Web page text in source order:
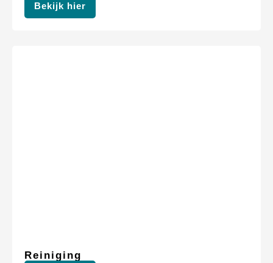
Bekijk hier
Reiniging